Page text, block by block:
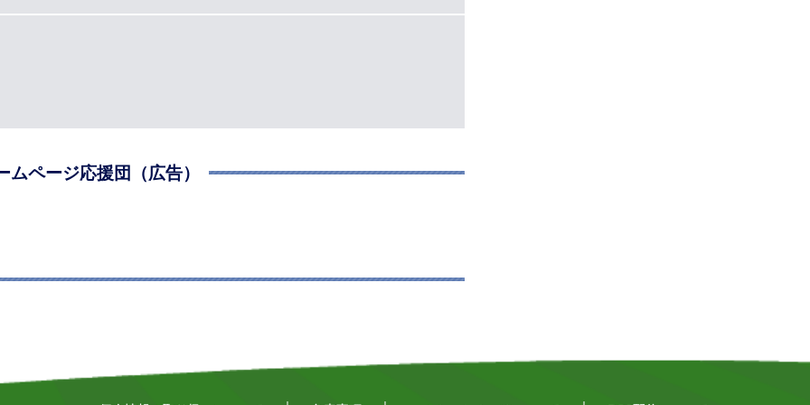
ムページ応援団（広告）